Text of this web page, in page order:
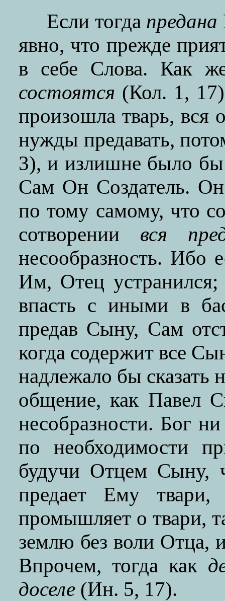
Если тогда предана
явно, что прежде
в себе Слова. Как
состоятся (Кол. 1,
произошла тварь, вся
нужды предавать,
3), и излишне было бы
Сам Он Создатель.
по тому самому, что
сотворении вся
несообразность. Ибо
Им, Отец устранился;
впасть с иными в
предав Сыну, Сам
когда содержит все
надлежало бы сказать
общение, как Павел
несобразности. Бог
по необходимости
будучи Отцем Сыну,
предает Ему
промышляет о твари,
землю без воли Отца,
Впрочем, тогда как
доселе(Ин. 5, 17).